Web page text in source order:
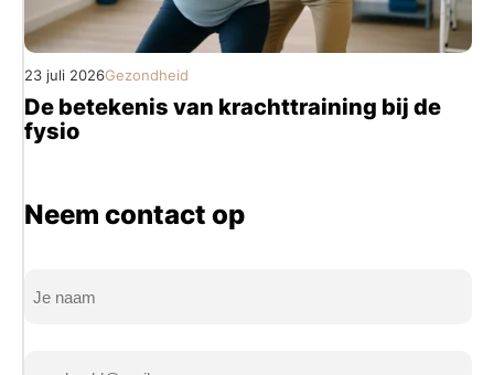
23 juli 2026Gezondheid
De betekenis van krachttraining bij de
fysio
Neem contact op